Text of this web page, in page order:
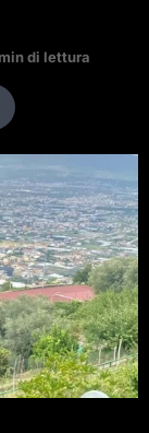
di lettura